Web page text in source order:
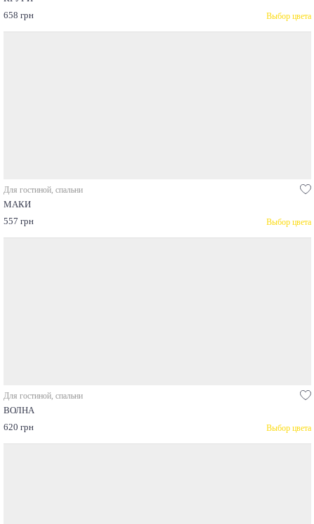
658 грн
Выбор цвета
Для гостиной, спальни
МАКИ
557 грн
Выбор цвета
Для гостиной, спальни
ВОЛНА
620 грн
Выбор цвета